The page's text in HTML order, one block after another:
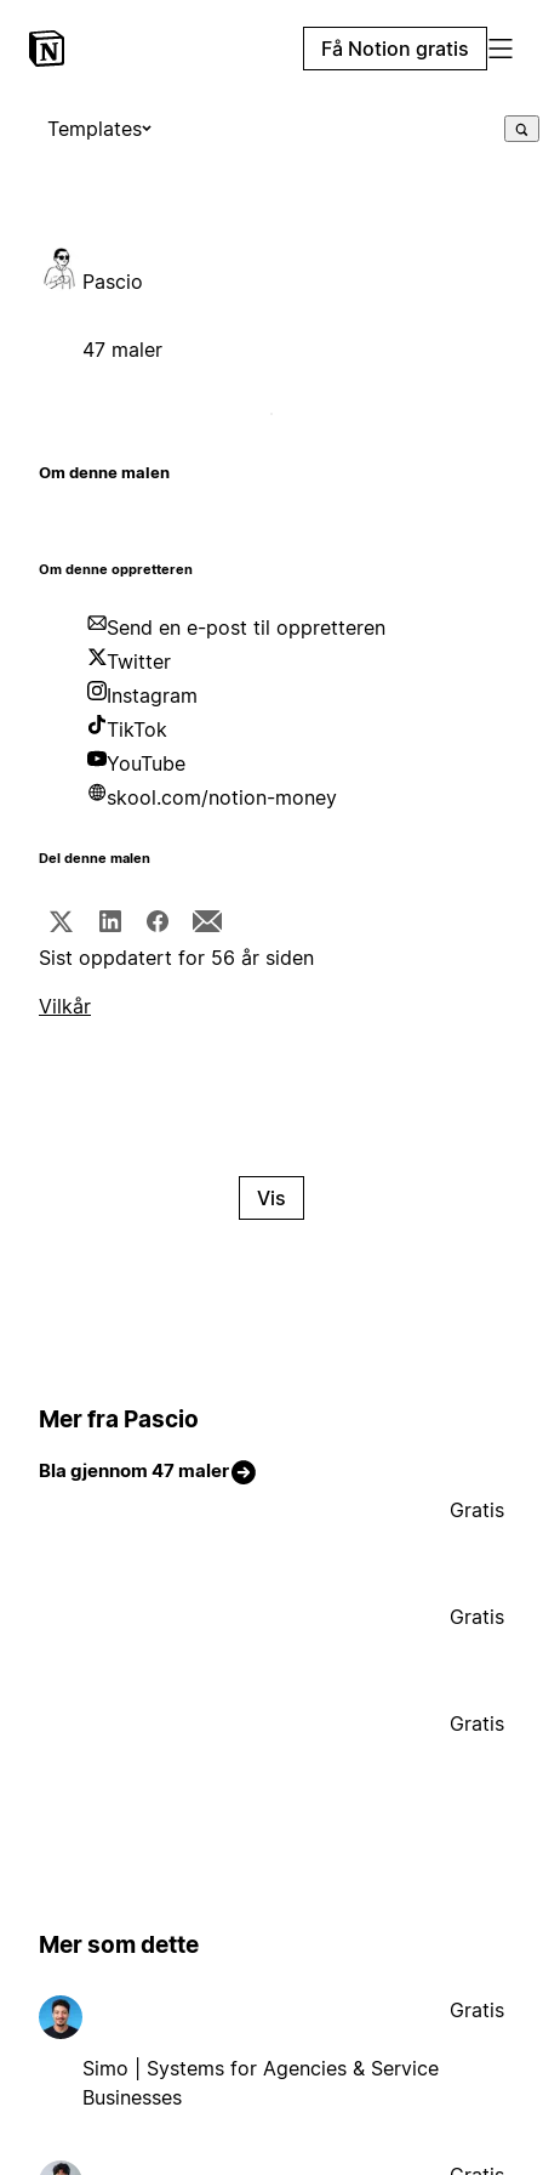
Få Notion gratis
Templates
Pascio
47 maler
Om denne malen
Om denne oppretteren
Send en e-post til oppretteren
Twitter
Instagram
TikTok
YouTube
skool.com/notion-money
Del denne malen
Sist oppdatert for 56 år siden
Vilkår
Vis
Mer fra Pascio
Bla gjennom 47 maler
Gratis
Gratis
Gratis
Mer som dette
Simo | Systems for Agencies & Service
Businesses
Gratis